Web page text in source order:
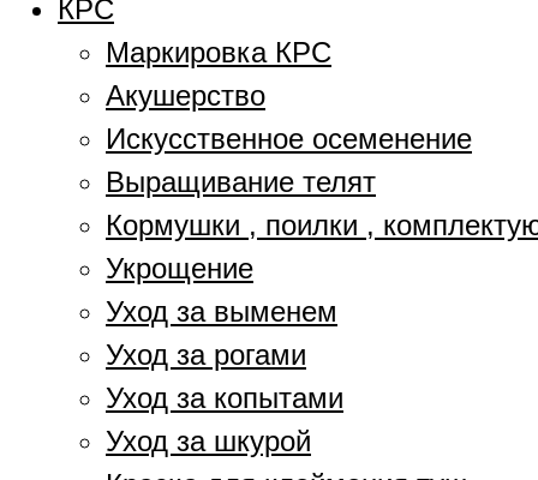
КРС
Маркировка КРС
Акушерство
Искусственное осеменение
Выращивание телят
Кормушки , поилки ,
Укрощение
Уход за выменем
Уход за рогами
Уход за копытами
Уход за шкурой